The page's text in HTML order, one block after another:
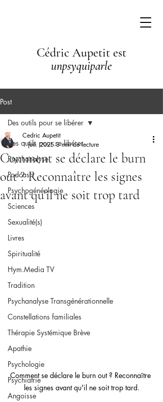
Cédric Aupetit est
unpsyquiparle
Post
Des outils pour se libérer
Psychanalyse
Podcasts
Psychogénéalogie
Sciences
Sexualité(s)
Livres
Spiritualité
Hym.Media TV
Tradition
Psychanalyse Transgénérationnelle
Constellations familiales
Thérapie Systémique Brève
Apathie
Psychologie
Psychiatrie
Angoisse
Des outils pour se libérer
Comment se déclare le burn
out ? Reconnaître les signes
avant qu'il ne soit trop tard
Cedric Aupetit
1 juil. 2025 3 min de lecture
Comment se déclare le burn out ? Reconnaître
les signes avant qu'il ne soit trop tard.